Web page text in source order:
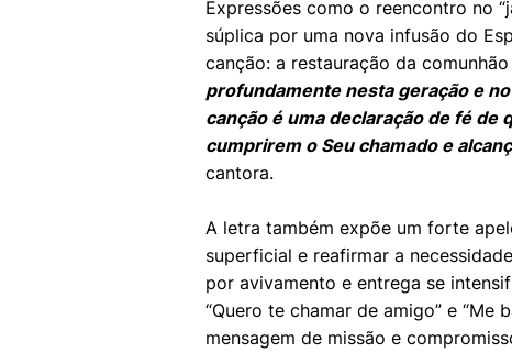
Expressões como o reencontro no
súplica por uma nova infusão do
canção: a restauração da
profundamente nesta geração e
canção é uma declaração de fé de
cumprirem o Seu chamado e
cantora.
A letra também expõe um forte
superficial e reafirmar a
por avivamento e entrega se
“Quero te chamar de amigo” e “Me
mensagem de missão e